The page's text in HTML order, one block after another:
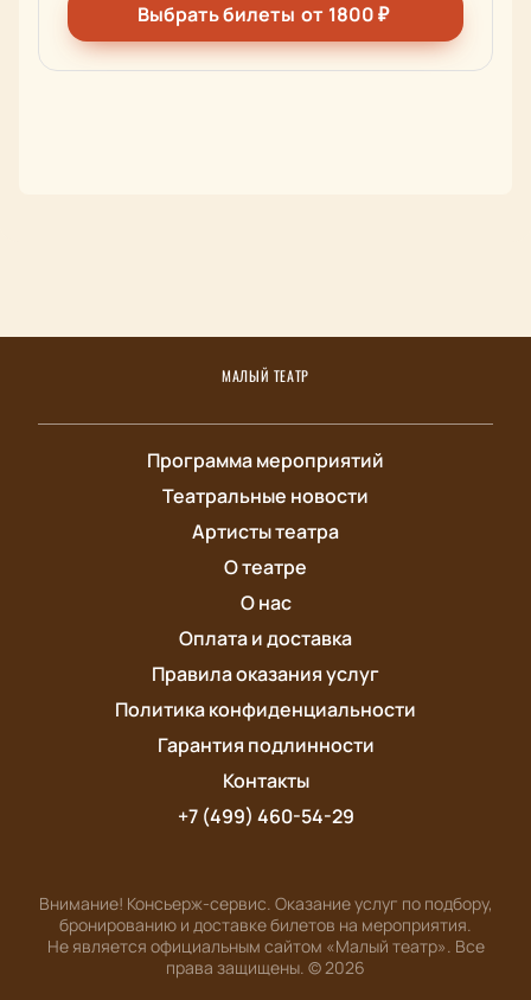
Выбрать билеты от 1800₽
МАЛЫЙ ТЕАТР
Программа мероприятий
Театральные новости
Артисты театра
О театре
О нас
Оплата и доставка
Правила оказания услуг
Политика конфиденциальности
Гарантия подлинности
Контакты
+7 (499) 460-54-29
Внимание! Консьерж-сервис. Оказание услуг по подбору,
бронированию и доставке билетов на мероприятия.
Не является официальным сайтом «Малый театр». Все
права защищены. ©2026